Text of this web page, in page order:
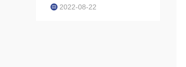
2022-08-22